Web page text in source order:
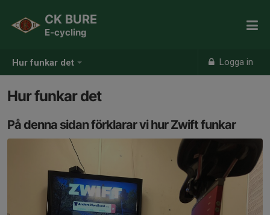
Hur funkar det Logga in
CK BURE
E-cycling
Hur funkar det
På denna sidan förklarar vi hur Zwift funkar